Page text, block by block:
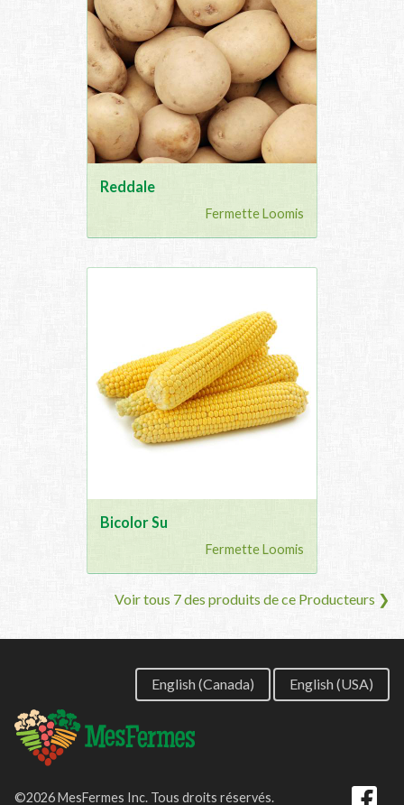
Reddale
Fermette Loomis
Bicolor Su
Fermette Loomis
Voir tous 7 des produits de ce Producteurs ❯
English (Canada) English (USA)
©2026 MesFermes Inc. Tous droits réservés.